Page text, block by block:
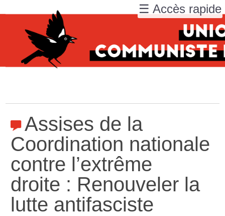
Assises de la
Coordination nationale
contre l’extrême
droite : Renouveler la
lutte antifasciste
☰ Accès rapide